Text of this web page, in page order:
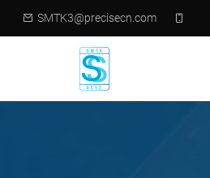
SMTK3@precisecn.com